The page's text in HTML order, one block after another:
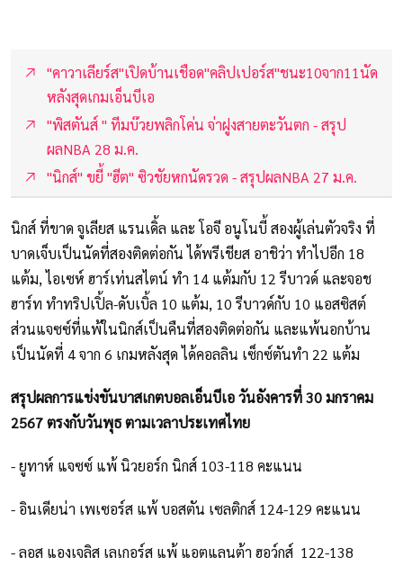
"คาวาเลียร์ส"เปิดบ้านเชือด"คลิปเปอร์ส"ชนะ10จาก11นัด
หลังสุดเกมเอ็นบีเอ
"พิสตันส์ " ทีมบ๊วยพลิกโค่น จ่าฝูงสายตะวันตก - สรุป
ผลNBA 28 ม.ค.
"นิกส์" ขยี้ "ฮีต" ซิวชัยหกนัดรวด - สรุปผลNBA 27 ม.ค.
นิกส์ ที่ขาด จูเลียส แรนเดิ้ล และ โอจี อนูโนบี้ สองผู้เล่นตัวจริง ที่
บาดเจ็บเป็นนัดที่สองติดต่อกัน ได้พรีเชียส อาชิว่า ทำไปอีก 18
แต้ม, ไอเซห์ ฮาร์เท่นสไตน์ ทำ 14 แต้มกับ 12 รีบาวด์ และจอช
ฮาร์ท ทำทริปเปิ้ล-ดับเบิ้ล 10 แต้ม, 10 รีบาวด์กับ 10 แอสซิสต์
ส่วนแจซซ์ที่แพ้ในนิกส์เป็นคืนที่สองติดต่อกัน และแพ้นอกบ้าน
เป็นนัดที่ 4 จาก 6 เกมหลังสุด ได้คอลลิน เซ็กซ์ตันทำ 22 แต้ม
สรุปผลการแข่งขันบาสเกตบอลเอ็นบีเอ วันอังคารที่ 30 มกราคม
2567 ตรงกับวันพุธ ตามเวลาประเทศไทย
- ยูทาห์ แจซซ์ แพ้ นิวยอร์ก นิกส์ 103-118 คะแนน
- อินเดียน่า เพเซอร์ส แพ้ บอสตัน เซลติกส์ 124-129 คะแนน
- ลอส แองเจลิส เลเกอร์ส แพ้ แอตแลนต้า ฮอว์กส์ 122-138